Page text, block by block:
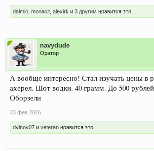
daimio monacit alexirk и 3 другим нравится это.
navydude
Оратор
А вообще интересно! Стал изучать цены в
ахерел. Шот водки. 40 грамм. До 500
Оборзели
23 фев 2026
dvinov07 и veteran нравится это.